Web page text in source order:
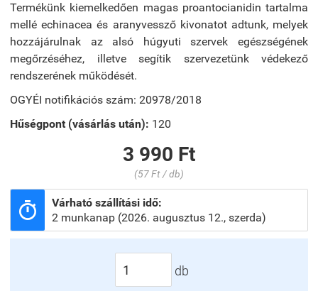
Termékünk kiemelkedően magas proantocianidin tartalma
mellé echinacea és aranyvessző kivonatot adtunk, melyek
hozzájárulnak az alsó húgyuti szervek egészségének
megőrzéséhez, illetve segítik szervezetünk védekező
rendszerének működését.
OGYÉI notifikációs szám: 20978/2018
Hűségpont (vásárlás után): 120
3 990 Ft
(57 Ft / db)

Várható szállítási idő:
2 munkanap (2026. augusztus 12., szerda)
db